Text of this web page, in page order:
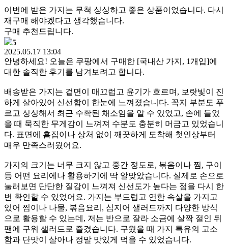
이번에 받은 가지는 무척 싱싱하고 좋은 상품이었습니다. 다시
재구매 해야겠다고 생각했습니다.
구매 추천드립니다.
5
2025.05.17 13:04
안녕하세요! 오늘은 쿠팡에서 구매한 [국내산 가지, 1개입]에
대한 솔직한 후기를 남겨보려고 합니다.
배송받은 가지는 겉면이 매끄럽고 윤기가 흐르며, 보랏빛이 진
하게 살아있어 신선함이 한눈에 느껴졌습니다. 꼭지 부분도 푸
르고 싱싱해서 최근 수확된 채소임을 알 수 있었고, 손에 들었
을 때 묵직한 무게감이 느껴져 수분도 충분히 머금고 있었습니
다. 표면에 흠집이나 상처 없이 깨끗하게 도착해 첫인상부터
매우 만족스러웠어요.
가지의 크기는 너무 크지 않고 중간 정도로, 볶음이나 찜, 구이
등 어떤 요리에나 활용하기에 딱 알맞았습니다. 실제로 손으로
눌러보면 단단한 질감이 느껴져 신선도가 높다는 점을 다시 한
번 확인할 수 있었어요. 가지는 부드럽고 연한 속살을 가지고
있어 찜이나 나물, 볶음요리, 심지어 샐러드까지 다양한 방식
으로 활용할 수 있는데, 저는 반으로 잘라 소금에 살짝 절인 뒤
팬에 구워 샐러드로 즐겼습니다. 구웠을 때 가지 특유의 고소
함과 단맛이 살아나 정말 맛있게 먹을 수 있었습니다.